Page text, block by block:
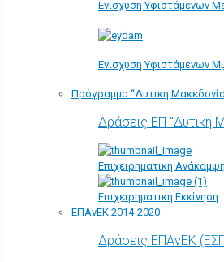
Ενίσχυση Υφιστάμενων
Ενίσχυση Υφιστάμενων
Πρόγραμμα “Δυτική
Δράσεις ΕΠ "Δυτική
Επιχειρηματική Ανάκαμψη
Επιχειρηματική Εκκίνηση
ΕΠΑνΕΚ 2014-2020
Δράσεις ΕΠΑνΕΚ